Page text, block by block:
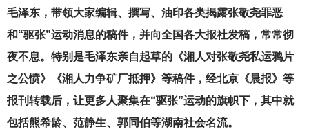
毛泽东，带领大家编辑、撰写、油印各类揭露张敬尧罪恶
和“驱张”运动消息的稿件，并向全国各大报社发稿，常常彻
夜不息。特别是毛泽东亲自起草的《湘人对张敬尧私运鸦片
之公愤》《湘人力争矿厂抵押》等稿件，经北京《晨报》等
报刊转载后，让更多人聚集在“驱张”运动的旗帜下，其中就
包括熊希龄、范静生、郭同伯等湖南社会名流。